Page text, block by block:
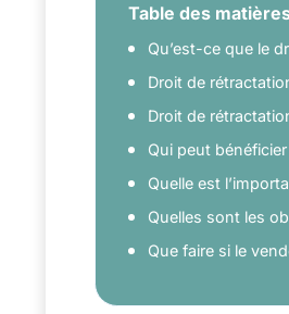
Table des
Qu’est-ce que le
Droit de
Droit de
Qui peut
Quelle est
Quelles sont les
Que faire si le